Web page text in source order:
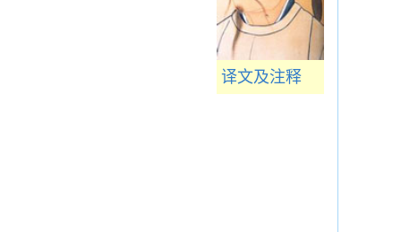
译文及注释